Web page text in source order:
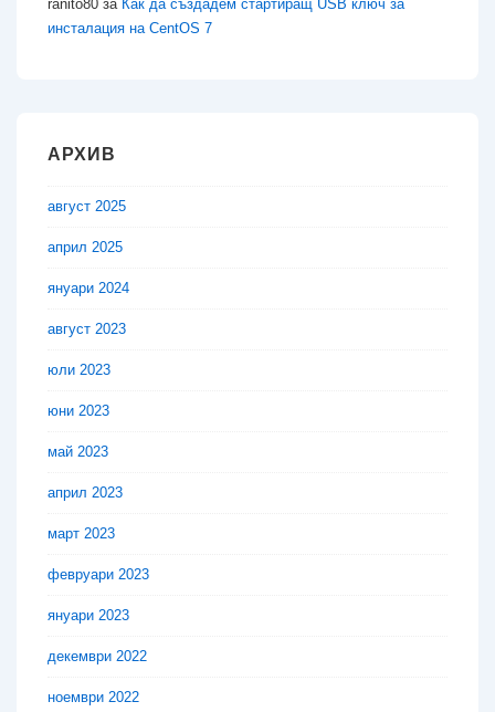
ranito80 за Как да създадем стартиращ USB ключ за
инсталация на CentOS 7
АРХИВ
август 2025
април 2025
януари 2024
август 2023
юли 2023
юни 2023
май 2023
април 2023
март 2023
февруари 2023
януари 2023
декември 2022
ноември 2022